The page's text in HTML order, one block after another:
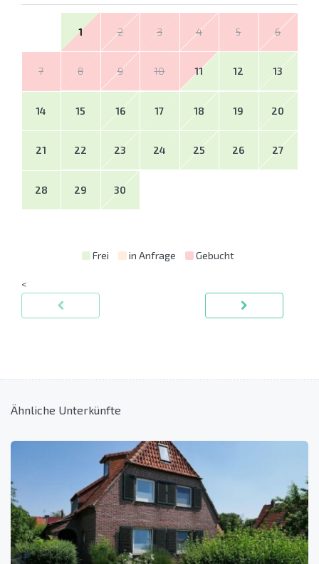
1 2 3 4 5 6
7 8 9 10 11 12 13
14 15 16 17 18 19 20
21 22 23 24 25 26 27
28 29 30
Frei in Anfrage Gebucht
<
Ähnliche Unterkünfte